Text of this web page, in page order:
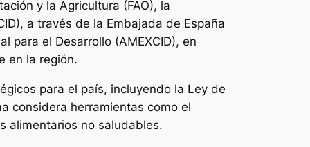
y la Agricultura (FAO), la
a través de la Embajada de España
para el Desarrollo (AMEXCID), en
en la región.
para el país, incluyendo la Ley de
considera herramientas como el
alimentarios no saludables.